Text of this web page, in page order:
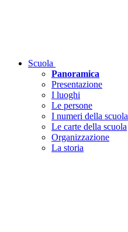
Scuola
Panoramica
Presentazione
I luoghi
Le persone
I numeri della scuola
Le carte della scuola
Organizzazione
La storia